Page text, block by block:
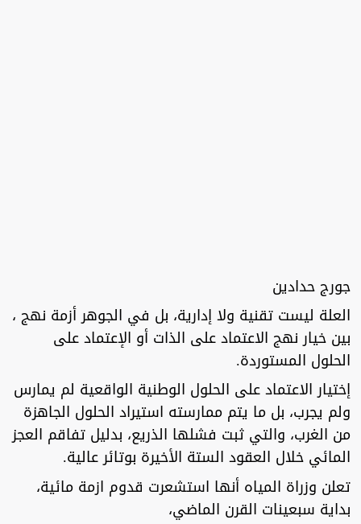
جورج حدادين
العلة ليست تقنية ولا إدارية، بل في الجوهر أزمة نهج ،
بين خيار نهج الاعتماد على الذات أو الإعتماد على
الحلول المستوردة.
إختيار الاعتماد على الحلول الوطنية الواقعية لم يمارس
ولم يجرب، بل ما يتم ممارسته استيراد الحلول الجاهزة
من الغرب، والتي ثبت فشلها الذريع، بدليل تفاقم العجز
المائي خلال العقود الستة الأخيرة بوتائر عالية.
تعلن وزراة المياه أنها استشعرت قدوم ازمة مائية،
بداية سبعينات القرن الماضي،